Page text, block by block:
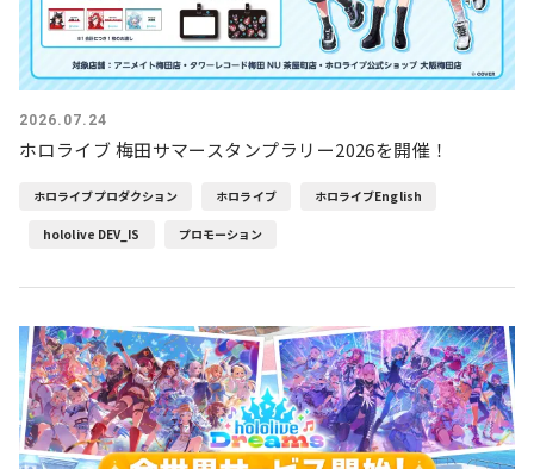
2026.07.24
ホロライブ 梅田サマースタンプラリー2026を開催！
ホロライブプロダクション ホロライブ ホロライブEnglish
hololive DEV_IS プロモーション